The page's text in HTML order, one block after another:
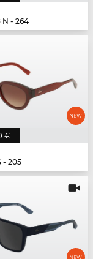
N - 264
€
- 205